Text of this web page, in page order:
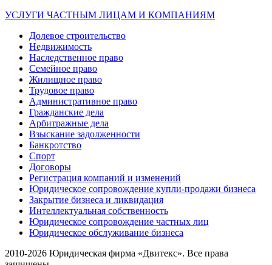
УСЛУГИ ЧАСТНЫМ ЛИЦАМ И КОМПАНИЯМ
Долевое строительство
Недвижимость
Наследственное право
Семейное право
Жилищное право
Трудовое право
Административное право
Гражданские дела
Арбитражные дела
Взыскание задолженности
Банкротство
Спорт
Договоры
Регистрация компаний и изменений
Юридическое сопровождение купли-продажи бизнеса
Закрытие бизнеса и ликвидация
Интеллектуальная собственность
Юридическое сопровождение частных лиц
Юридическое обслуживание бизнеса
2010-2026 Юридическая фирма «Двитекс». Все права